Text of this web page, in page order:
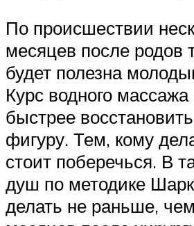
По происшествии
месяцев после родов
будет полезна
Курс водного
быстрее
фигуру. Тем, кому
стоит поберечься. В
душ по методике
делать не раньше,